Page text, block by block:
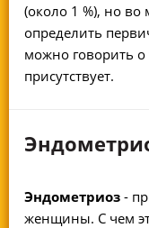
(около 1 %), но во
определить
можно говорить о
присутствует.
Эндометриоз -
женщины. С чем